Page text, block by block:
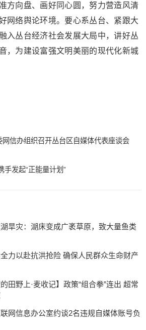
方向盘、画好同心圆，努力营造风清
网络舆论环境。要心系丛台、紧跟大
入丛台经济社会发展大局中，讲好丛
，为建设富强文明美丽的现代化新城
信办组织召开丛台区自媒体代表座谈会
手发起“正能量计划”
旱灾：湖床变成广袤草原，致大量鱼类
力以赴抗洪抢险 确保人民群众生命财产
的田野上·麦收记】政策“组合拳”连出 超常
网信息办公室约谈2名违规自媒体账号负